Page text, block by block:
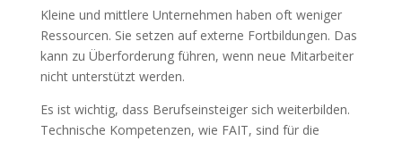
Kleine und mittlere Unternehmen haben oft weniger
Ressourcen. Sie setzen auf externe Fortbildungen. Das
kann zu Überforderung führen, wenn neue Mitarbeiter
nicht unterstützt werden.
Es ist wichtig, dass Berufseinsteiger sich weiterbilden.
Technische Kompetenzen, wie FAIT, sind für die